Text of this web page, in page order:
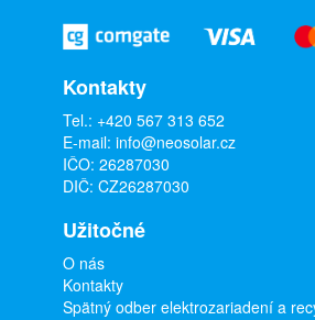
Kontakty
Tel.: +420 567 313 652
E-mail: info@neosolar.cz
IČO: 26287030
DIČ: CZ26287030
Užitočné
O nás
Kontakty
Spätný odber elektrozariadení a